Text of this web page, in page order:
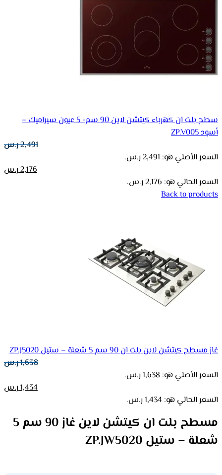
سطح بلت ان كهرباء كيتشن لاين 90 سم- 5 عيون سيراميك –
أسود ZP.V005
2,491ر.س
السعر الأصلي هو: 2,491 ر.س.
2,176ر.س
السعر الحالي هو: 2,176 ر.س.
Back to products
غاز مسطح كيتشن لاين بلت ان 90 سم 5 شعلة – ستيل ZP.J5020
1,638ر.س
السعر الأصلي هو: 1,638 ر.س.
1,434ر.س
السعر الحالي هو: 1,434 ر.س.
مسطح بلت ان كيتشن لاين غاز 90 سم 5
شعلة – ستيل ZP.JW5020